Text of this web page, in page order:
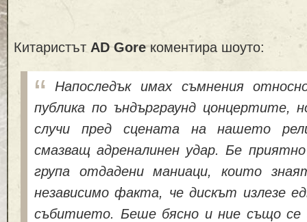
Китаристът AD Goreкоментира шоуто:
Напоследък имах съмнения
публика по ъндърграунд цонцертите,
случи пред сцената на нашето
смазващ адреналинен удар. Бе
група отдадени маниаци, които
независимо факта, че дискът излезе
събитието. Беше бясно и ние също се